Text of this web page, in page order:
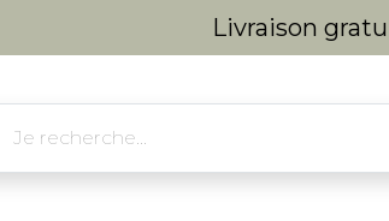
Livraison